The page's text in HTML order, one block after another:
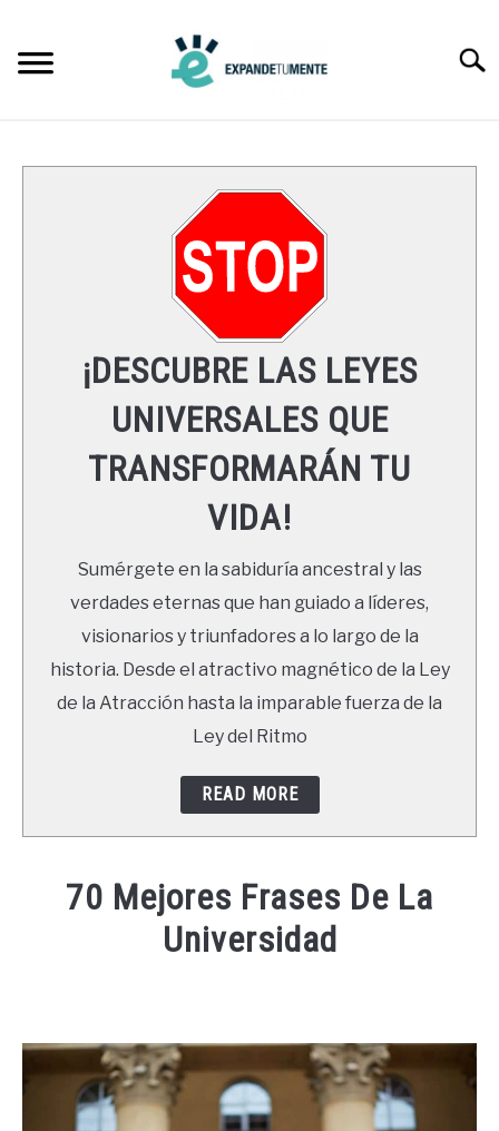
content
LEYES UNIVERSALES
RECURSOS
NEWSLETTER
¡DESCUBRE LAS LEYES
UNIVERSALES QUE
TRANSFORMARÁN TU
VIDA!
Sumérgete en la sabiduría ancestral y las
verdades eternas que han guiado a líderes,
visionarios y triunfadores a lo largo de la
historia. Desde el atractivo magnético de la Ley
de la Atracción hasta la imparable fuerza de la
Ley del Ritmo
READ MORE
70 Mejores Frases De La
Universidad
in
Frases